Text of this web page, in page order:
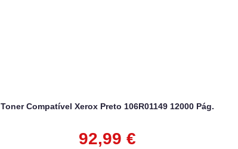
Toner Compatível Xerox Preto 106R01149 12000 Pág.
92,99 €